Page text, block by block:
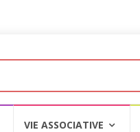
VIE ASSOCIATIVE